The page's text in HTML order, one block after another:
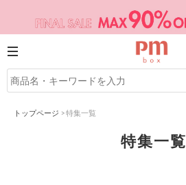
トップページ >特集一覧
特集一覧